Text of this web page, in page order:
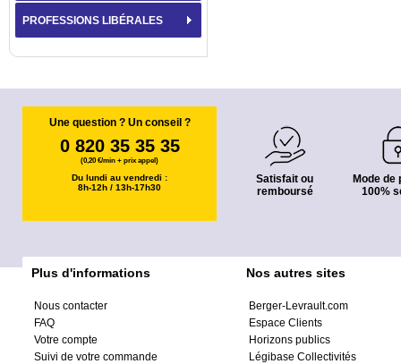
PROFESSIONS LIBÉRALES
Une question ? Un conseil ?
0 820 35 35 35
(0,20 €/min + prix appel)
Du lundi au vendredi :
8h-12h / 13h-17h30
Satisfait ou
remboursé
Mode de
100%
Plus d'informations
Nous contacter
FAQ
Votre compte
Suivi de votre commande
Nos autres sites
Berger-Levrault.com
Espace Clients
Horizons publics
Légibase Collectivités